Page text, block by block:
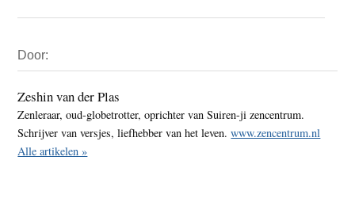
Sidebar
Door:
Zeshin van der Plas
Zenleraar, oud-globetrotter, oprichter van Suiren-ji zencentrum.
Schrijver van versjes, liefhebber van het leven.www.zencentrum.nl
Alle artikelen »